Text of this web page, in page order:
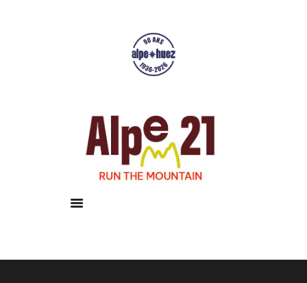
Résultats
Galerie
Infos pratiques